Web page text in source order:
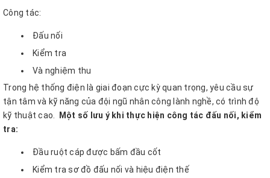
Công tác:
Đấu nối
Kiểm tra
Và nghiệm thu
Trong hệ thống điện là giai đoạn cực kỳ quan trọng, yêu cầu sự
tận tâm và kỹ năng của đội ngũ nhân công lành nghề, có trình độ
kỹ thuật cao.
Một số lưu ý khi thực hiện công tác đấu nối, kiểm
tra:
Đầu ruột cáp được bấm đầu cốt
Kiểm tra sơ đồ đấu nối và hiệu điện thế